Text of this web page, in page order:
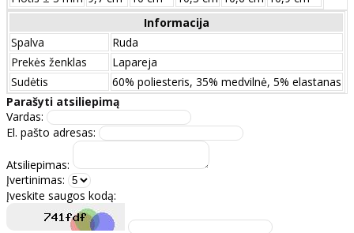
Informacija
Spalva
Ruda
Prekės ženklas
Lapareja
Sudėtis
60% poliesteris, 35% medvilnė, 5% elastanas
Parašyti atsiliepimą
Vardas:
El. pašto adresas:
Atsiliepimas:
Įvertinimas:
Įveskite saugos kodą: